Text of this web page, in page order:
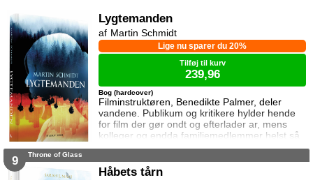
mod Erawans rædsler?
Lygtemanden
Filminstruktøren, Benedikte Palmer, deler
vandene. Publikum og kritikere hylder hende
for film der gør ondt og efterlader ar, mens
kolleger og endda familiemedlemmer helst så
hende forsvinde. Under en rejse til Los
miste livet. Da efterforskningen fortsætter
Bog (hardcover)
Lige nu sparer du 20%
Martin Schmidt
Tilføj til kurv
239,96
9 Throne of Glass
Håbets tårn